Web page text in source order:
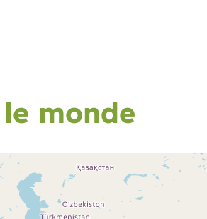
monde